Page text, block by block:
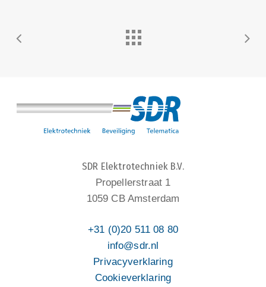
SDR Elektrotechniek B.V.
Propellerstraat 1
1059 CB Amsterdam
+31 (0)20 511 08 80
info@sdr.nl
Privacyverklaring
Cookieverklaring